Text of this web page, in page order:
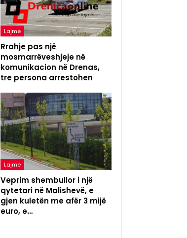
Lajme
Rrahje pas një
mosmarrëveshjeje në
komunikacion në Drenas,
tre persona arrestohen
Lajme
Veprim shembullor i një
qytetari në Malishevë, e
gjen kuletën me afër 3 mijë
euro, e…